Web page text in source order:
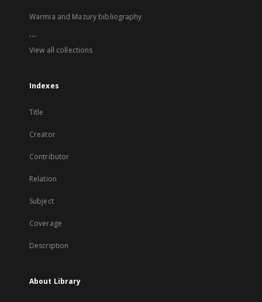
Warmia and Mazury bibliography
...
View all collections
Indexes
Title
Creator
Contributor
Relation
Subject
Coverage
Description
About Library